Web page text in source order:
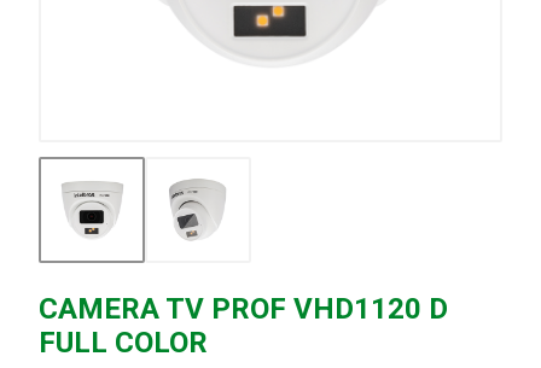
CAMERA TV PROF VHD1120 D
FULL COLOR